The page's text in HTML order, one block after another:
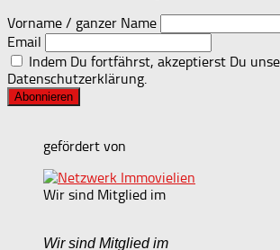
Vorname / ganzer Name
Email
Indem Du fortfährst, akzeptierst Du
Datenschutzerklärung.
gefördert von
Wir sind Mitglied im
Wir sind Mitglied im